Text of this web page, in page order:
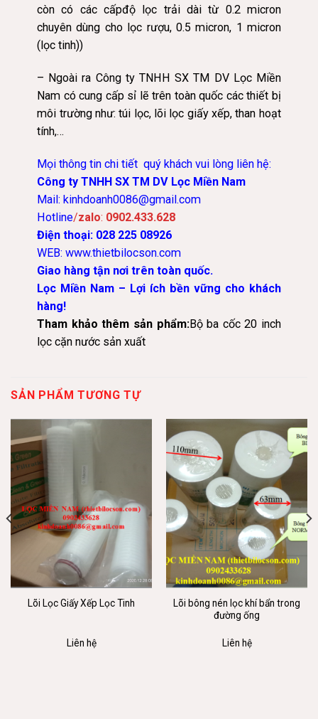
còn có các cấpđộ lọc trải dài từ 0.2 micron
chuyên dùng cho lọc rượu, 0.5 micron, 1 micron
(lọc tinh))
– Ngoài ra Công ty TNHH SX TM DV Lọc Miền
Nam có cung cấp sỉ lẽ trên toàn quốc các thiết bị
môi trường như: túi lọc,lõi lọc giấy xếp, than hoạt
tính,…
Mọi thông tin chi tiết quý khách vui lòng liên hệ:
Công ty TNHH SX TM DV Lọc Miền Nam
Mail: kinhdoanh0086@gmail.com
Hotline/zalo: 0902.433.628
Điện thoại: 028 225 08926
WEB:www.thietbilocson.com
Giao hàng tận nơi trên toàn quốc.
Lọc Miền Nam – Lợi ích bền vững cho khách
hàng!
Tham khảo thêm sản phẩm:Bộ ba cốc 20 inch
lọc cặn nước sản xuất
SẢN PHẨM TƯƠNG TỰ
Lõi Lọc Giấy Xếp Lọc Tinh
Liên hệ
Lõi bông nén lọc khí bẩn trong
đường ống
Liên hệ